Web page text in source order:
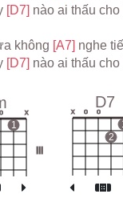
[D7] nào ai thấu cho
không [A7] nghe
[D7] nào ai thấu cho
o
1
x
D7
x o o
2